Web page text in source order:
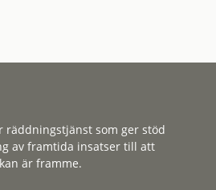
räddningstjänst som ger stöd
av framtida insatser till att
är framme.